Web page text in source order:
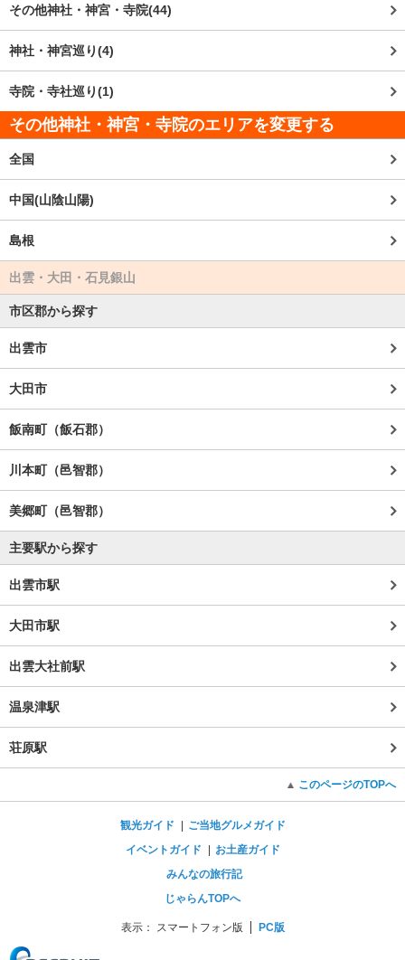
その他神社・神宮・寺院(44)
神社・神宮巡り(4)
寺院・寺社巡り(1)
その他神社・神宮・寺院のエリアを変更する
全国
中国(山陰山陽)
島根
出雲・大田・石見銀山
市区郡から探す
出雲市
大田市
飯南町（飯石郡）
川本町（邑智郡）
美郷町（邑智郡）
主要駅から探す
出雲市駅
大田市駅
出雲大社前駅
温泉津駅
荘原駅
このページのTOPへ
観光ガイド
ご当地グルメガイド
イベントガイド
お土産ガイド
みんなの旅行記
じゃらんTOPへ
表示： スマートフォン版 PC版